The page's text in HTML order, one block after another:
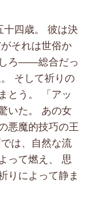
四歳。 彼は決
それは世俗か
ろ――総合だっ
そして祈りの
とう。 「アッ
いた。 あの女
悪魔的技巧の王
は、自然な流
って燃え、 思
りによって静ま